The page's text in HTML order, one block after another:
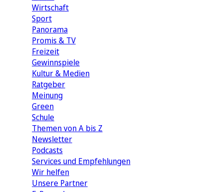
Wirtschaft
Sport
Panorama
Promis & TV
Freizeit
Gewinnspiele
Kultur & Medien
Ratgeber
Meinung
Green
Schule
Themen von A bis Z
Newsletter
Podcasts
Services und Empfehlungen
Wir helfen
Unsere Partner